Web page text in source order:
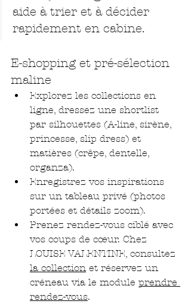
aide à trier et à décider
rapidement en cabine.
E-shopping et pré-sélection
maline
Explorez les collections en
ligne, dressez une shortlist
par silhouettes (A-line, sirène,
princesse, slip dress) et
matières (crêpe, dentelle,
organza).
Enregistrez vos inspirations
sur un tableau privé (photos
portées et détails zoom).
Prenez rendez-vous ciblé avec
vos coups de cœur. Chez
LOUISE VALENTINE, consultez
la collection et réservez un
créneau via le module prendre
rendez-vous.